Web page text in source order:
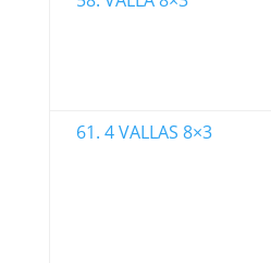
61. 4 VALLAS 8×3